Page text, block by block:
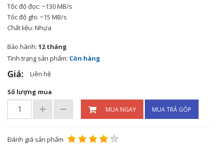
Tốc độ đọc: ~130 MB/s
Tốc độ ghi: ~15 MB/s
Chất liệu: Nhựa
Bảo hành: 12 tháng
Tình trạng sản phẩm: Còn hàng
Giá: Liên hệ
Số lượng mua
MUA NGAY MUA TRẢ GÓP
Đánh giá sản phẩm